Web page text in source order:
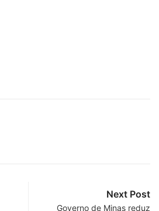
Next Post
Governo de Minas reduz